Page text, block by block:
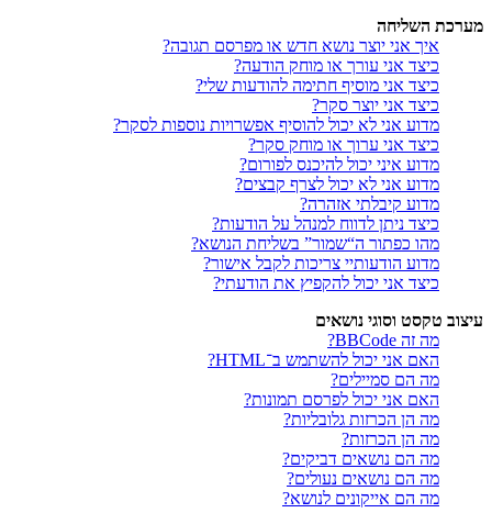
מערכת השליחה
איך אני יוצר נושא חדש או מפרסם תגובה?
כיצד אני עורך או מוחק הודעה?
כיצד אני מוסיף חתימה להודעות שלי?
כיצד אני יוצר סקר?
מדוע אני לא יכול להוסיף אפשרויות נוספות לסקר?
כיצד אני ערוך או מוחק סקר?
מדוע איני יכול להיכנס לפורום?
מדוע אני לא יכול לצרף קבצים?
מדוע קיבלתי אזהרה?
כיצד ניתן לדווח למנהל על הודעות?
מהו כפתור ה“שמור” בשליחת הנושא?
מדוע הודעותיי צריכות לקבל אישור?
כיצד אני יכול להקפיץ את הודעתי?
עיצוב טקסט וסוגי נושאים
מה זה BBCode?
האם אני יכול להשתמש ב־HTML?
מה הם סמיילים?
האם אני יכול לפרסם תמונות?
מה הן הכרזות גלובליות?
מה הן הכרזות?
מה הם נושאים דביקים?
מה הם נושאים נעולים?
מה הם אייקונים לנושא?